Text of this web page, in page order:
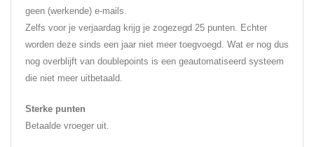
geen (werkende) e-mails.
Zelfs voor je verjaardag krijg je zogezegd 25 punten. Echter
worden deze sinds een jaar niet meer toegvoegd. Wat er nog dus
nog overblijft van doublepoints is een geautomatiseerd systeem
die niet meer uitbetaald.
Sterke punten
Betaalde vroeger uit.